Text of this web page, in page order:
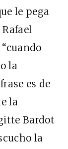
le pega
la
es de
la
Bardot
la